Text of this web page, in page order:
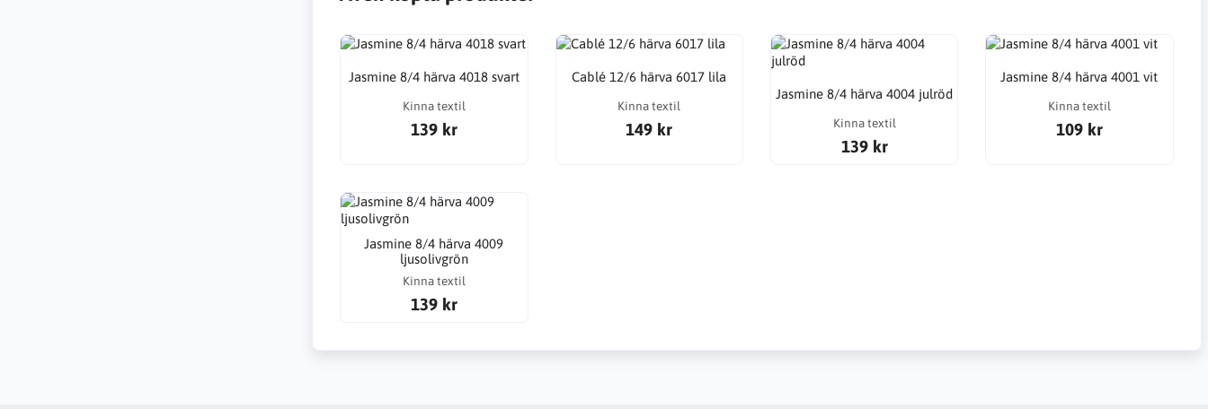
Jasmine 8/4 härva 4018 svart
Kinna textil
139 kr
Cablé 12/6 härva 6017 lila
Kinna textil
149 kr
Jasmine 8/4 härva 4004 julröd
Kinna textil
139 kr
Jasmine 8/4 härva 4001 vit
Kinna textil
109 kr
Jasmine 8/4 härva 4009
ljusolivgrön
Kinna textil
139 kr